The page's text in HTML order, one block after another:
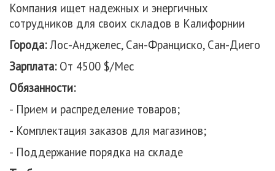
Компания ищет надежных и энергичных
сотрудников для своих складов в Калифорнии
Города:Лос-Анджелес, Сан-Франциско, Сан-Диего
Зарплата:От 4500 $/Мес
Обязанности:
- Прием и распределение товаров;
- Комплектация заказов для магазинов;
- Поддержание порядка на складе